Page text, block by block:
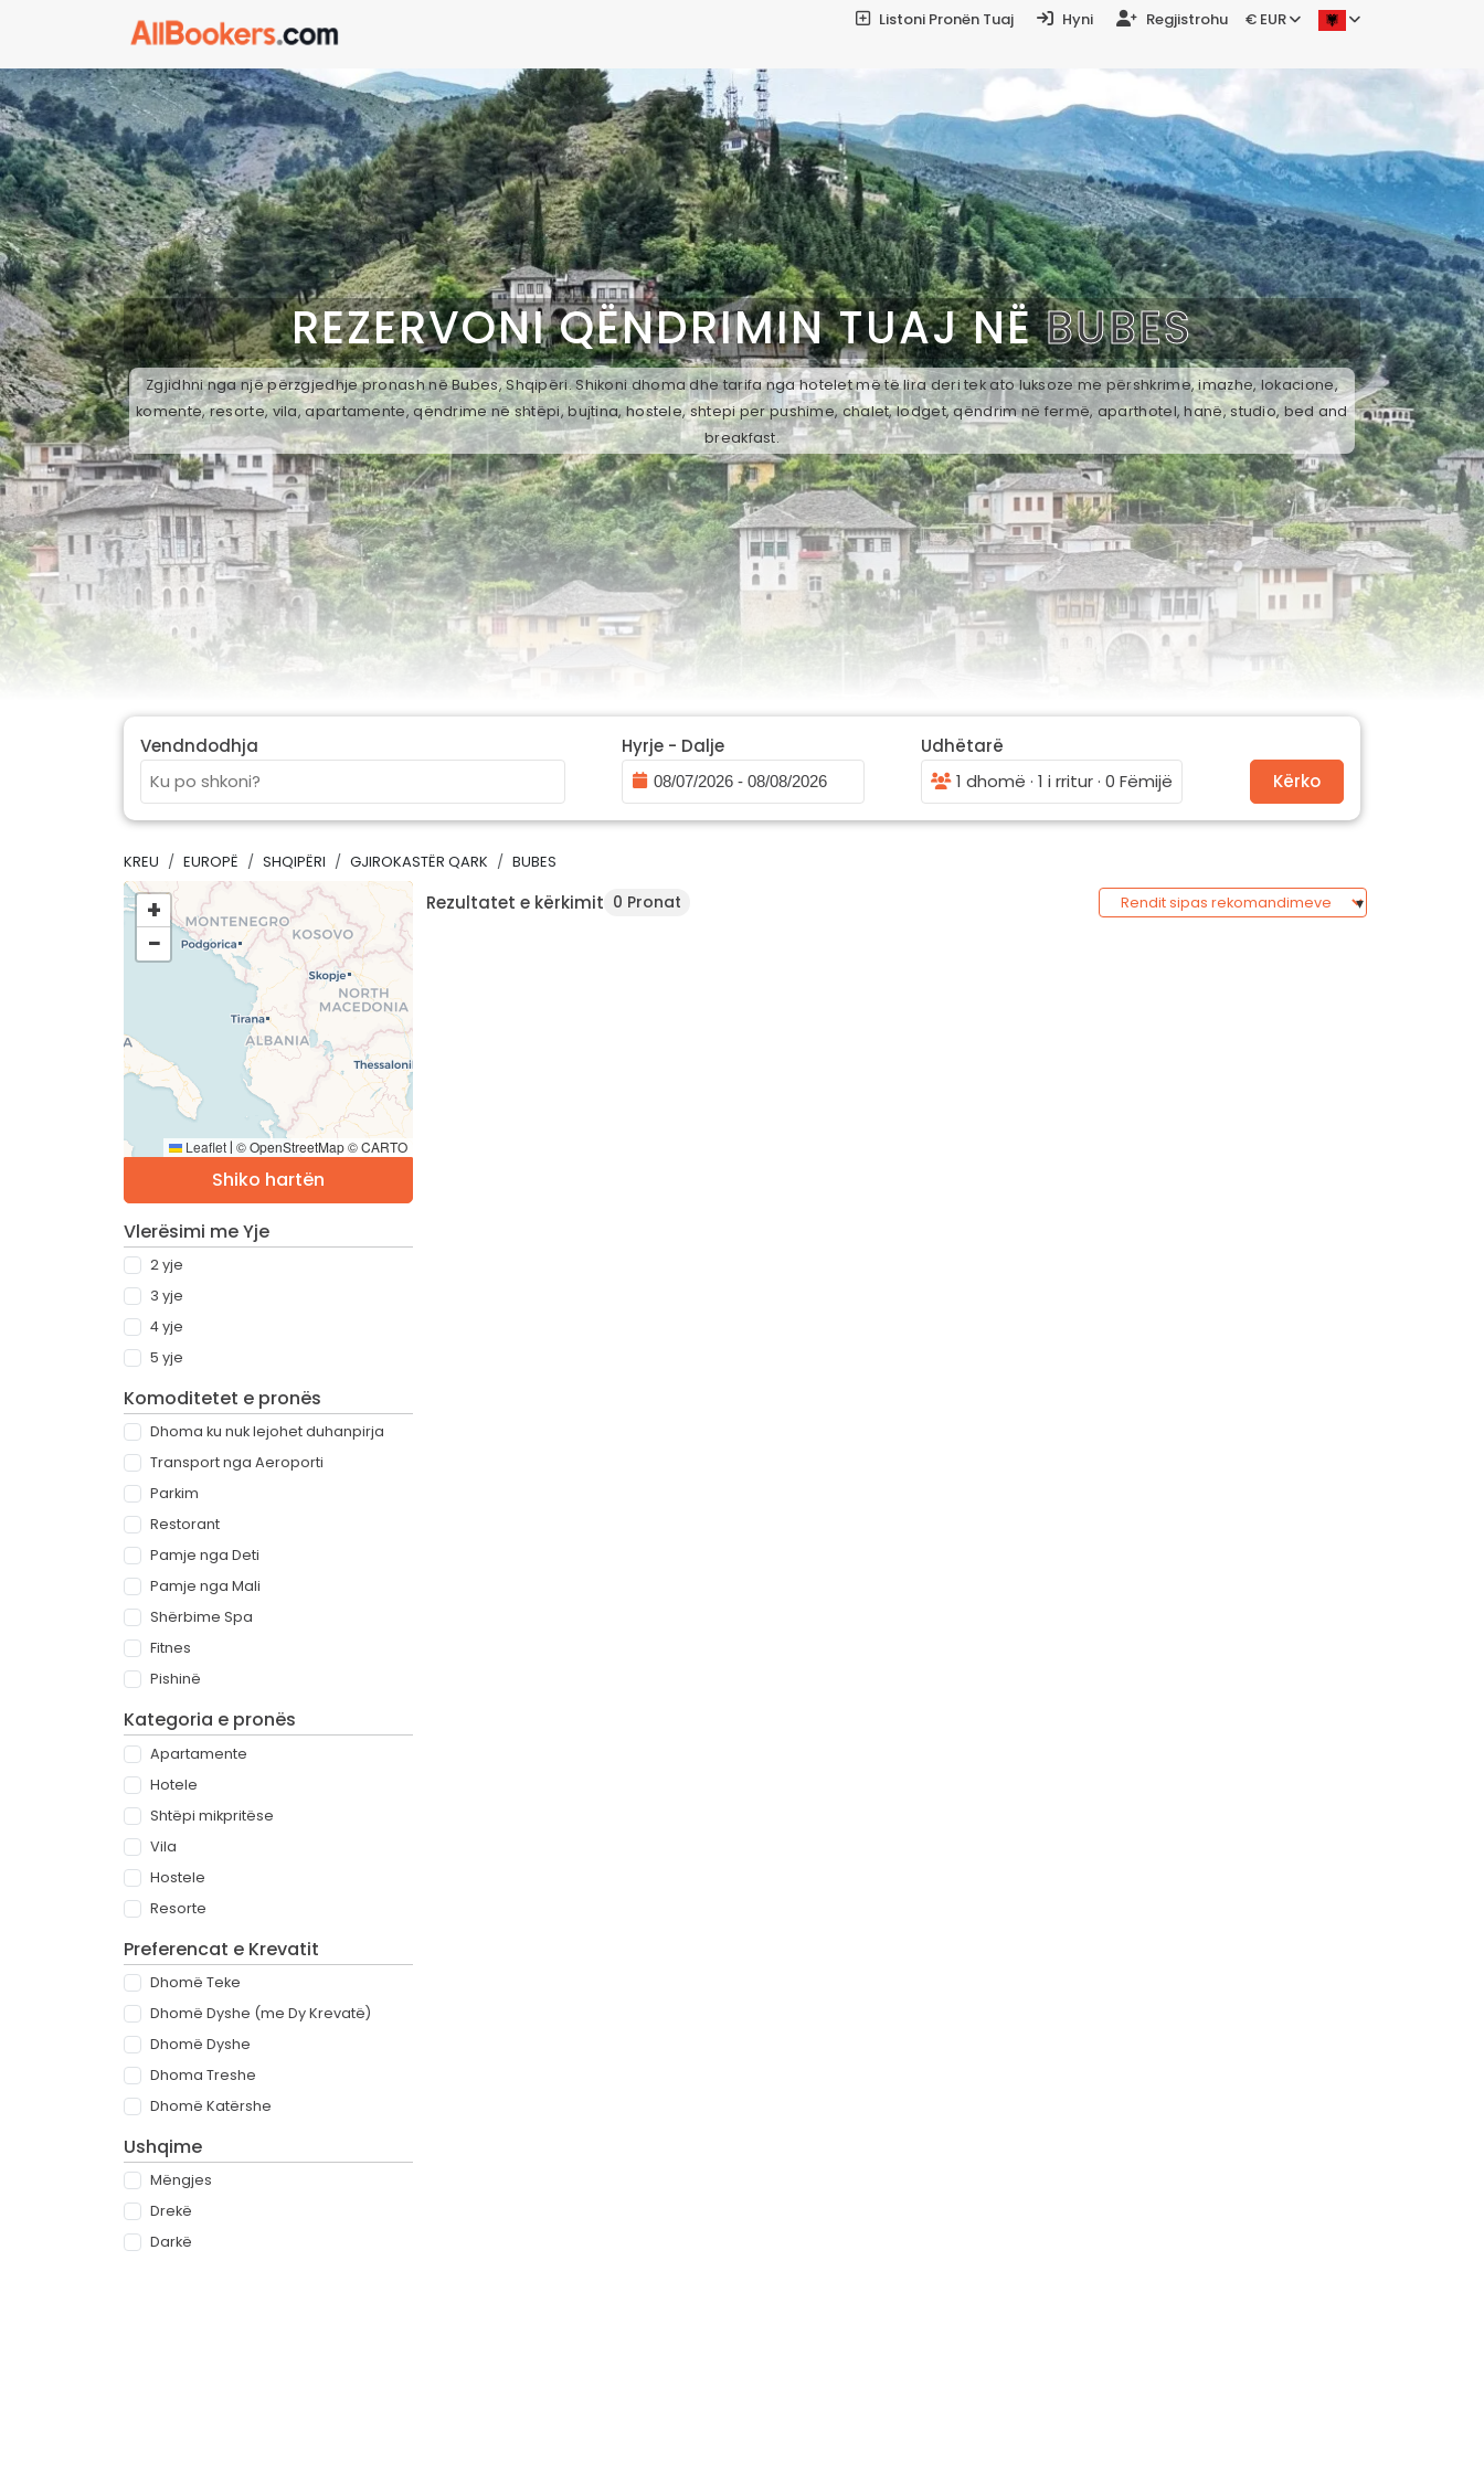
Listoni Pronën Tuaj Hyni Regjistrohu € EUR
REZERVONI QËNDRIMIN TUAJ NËBUBES
Zgjidhni nga një përzgjedhje pronash në Bubes, Shqipëri. Shikoni dhoma dhe tarifa nga hotelet më të lira deri tek ato luksoze me përshkrime, imazhe, lokacione,
komente, resorte, vila, apartamente, qëndrime në shtëpi, bujtina, hostele, shtepi per pushime, chalet, lodget, qëndrim në fermë, aparthotel, hanë, studio, bed and
breakfast.
Vendndodhja Hyrje - Dalje
Udhëtarë
1 dhomë · 1 i rritur · 0 Fëmijë
Kërko
KREU EUROPË SHQIPËRI GJIROKASTËR QARK BUBES
+
−
Leaflet | © OpenStreetMap © CARTO
Shiko hartën
Vlerësimi me Yje
2 yje
3 yje
4 yje
5 yje
Komoditetet e pronës
Dhoma ku nuk lejohet duhanpirja
Transport nga Aeroporti
Parkim
Restorant
Pamje nga Deti
Pamje nga Mali
Shërbime Spa
Fitnes
Pishinë
Kategoria e pronës
Apartamente
Hotele
Shtëpi mikpritëse
Vila
Hostele
Resorte
Preferencat e Krevatit
Dhomë Teke
Dhomë Dyshe (me Dy Krevatë)
Dhomë Dyshe
Dhoma Treshe
Dhomë Katërshe
Ushqime
Mëngjes
Drekë
Darkë
Rezultatet e kërkimit 0 Pronat